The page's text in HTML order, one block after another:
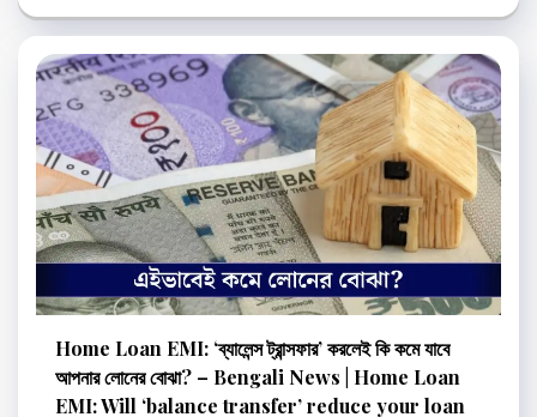
Home Loan EMI: ‘ব্যালেন্স ট্রান্সফার’ করলেই কি কমে যাবে
আপনার লোনের বোঝা? – Bengali News | Home Loan
EMI: Will ‘balance transfer’ reduce your loan